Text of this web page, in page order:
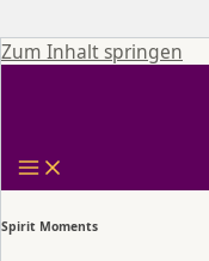
Zum Inhalt springen
Spirit Moments